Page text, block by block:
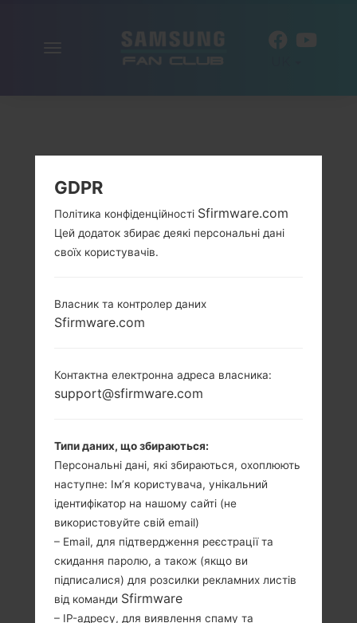
GDPR
Політика конфіденційності Sfirmware.com
Цей додаток збирає деякі персональні дані
своїх користувачів.
Власник та контролер даних
Sfirmware.com
Контактна електронна адреса власника:
support@sfirmware.com
Типи даних, що збираються:
Персональні дані, які збираються, охоплюють
наступне: Ім’я користувача, унікальний
ідентифікатор на нашому сайті (не
використовуйте свій email)
– Email, для підтвердження реєстрації та
скидання паролю, а також (якщо ви
підписалися) для розсилки рекламних листів
від команди Sfirmware
– IP-адресу, для виявлення спаму та